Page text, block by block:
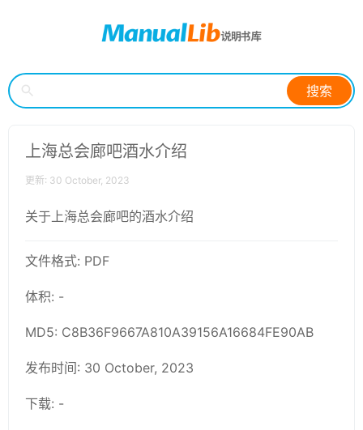
搜索
上海总会廊吧酒水介绍
更新: 30 October, 2023
关于上海总会廊吧的酒水介绍
文件格式: PDF
体积: -
MD5: C8B36F9667A810A39156A16684FE90AB
发布时间: 30 October, 2023
下载: -